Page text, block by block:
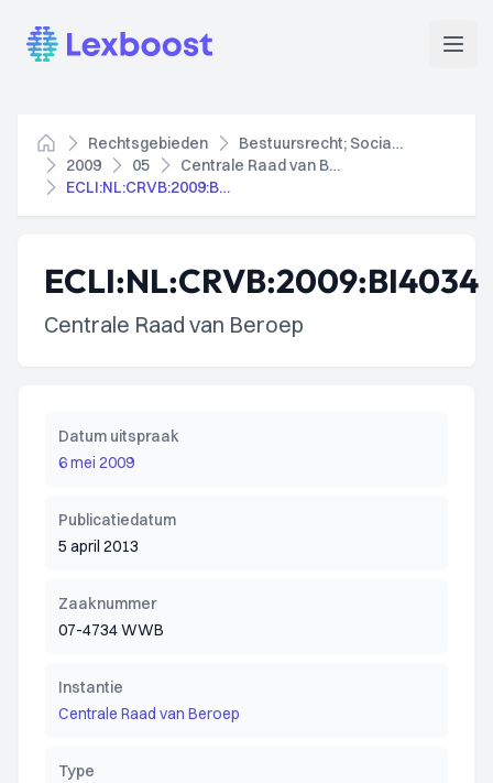
Lexboost
Home
Rechtsgebieden
Bestuursrecht; Socialezekerheidsrecht
2009
05
Centrale Raad van Beroep
ECLI:NL:CRVB:2009:BI4034
ECLI:NL:CRVB:2009:BI4034
Centrale Raad van Beroep
Datum uitspraak
6 mei 2009
Publicatiedatum
5 april 2013
Zaaknummer
07-4734 WWB
Instantie
Centrale Raad van Beroep
Type